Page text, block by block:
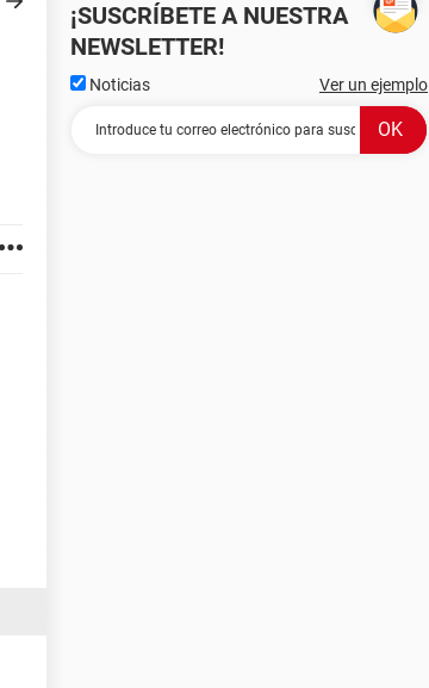
¡SUSCRÍBETE A NUESTRA
NEWSLETTER!
Noticias Ver un ejemplo